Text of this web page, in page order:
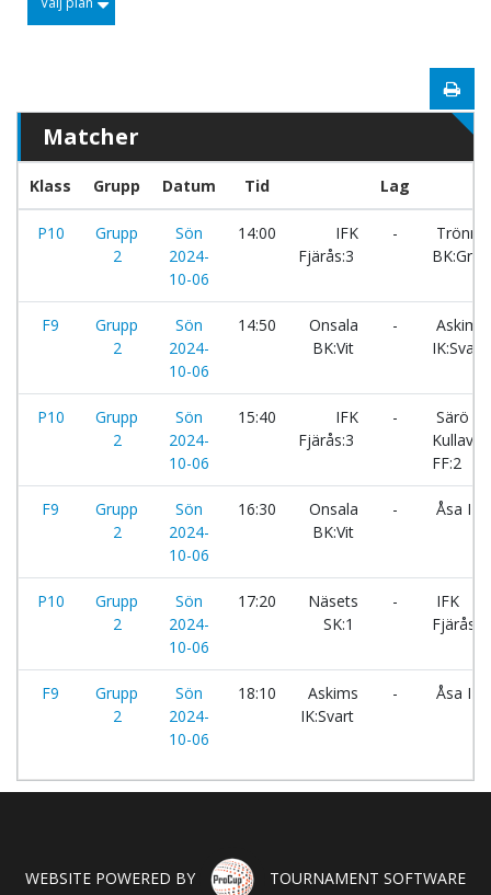
Matcher
Klass Grupp Datum Tid Lag
P10
Grupp
2
Sön
2024-
10-06
14:00
IFK
Fjärås:3
-
BK:Grön
F9
Grupp
2
Sön
2024-
10-06
14:50
Onsala
BK:Vit
-
Askims
IK:Svart
P10
Grupp
2
Sön
2024-
10-06
15:40
IFK
Fjärås:3
-
Särö
Kullavik
FF:2
F9
Grupp
2
Sön
2024-
10-06
16:30
Onsala
BK:Vit
- Åsa
P10
Grupp
2
Sön
2024-
10-06
17:20
Näsets
SK:1
-
IFK
Fjärås:3
F9
Grupp
2
Sön
2024-
10-06
18:10
Askims
IK:Svart
- Åsa
WEBSITE POWERED BY TOURNAMENT SOFTWARE